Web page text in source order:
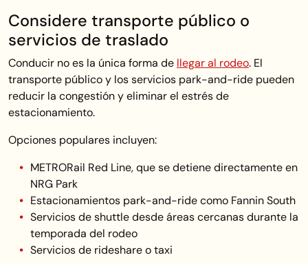
Considere transporte público o
servicios de traslado
Conducir no es la única forma de llegar al rodeo. El
transporte público y los servicios park-and-ride pueden
reducir la congestión y eliminar el estrés de
estacionamiento.
Opciones populares incluyen:
METRORail Red Line, que se detiene directamente en
NRG Park
Estacionamientos park-and-ride como Fannin South
Servicios de shuttle desde áreas cercanas durante la
temporada del rodeo
Servicios de rideshare o taxi